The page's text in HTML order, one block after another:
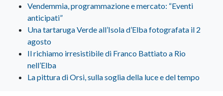
Vendemmia, programmazione e mercato: “Eventi
anticipati”
Una tartaruga Verde all’Isola d’Elba fotografata il 2
agosto
Il richiamo irresistibile di Franco Battiato a Rio
nell’Elba
La pittura di Orsi, sulla soglia della luce e del tempo